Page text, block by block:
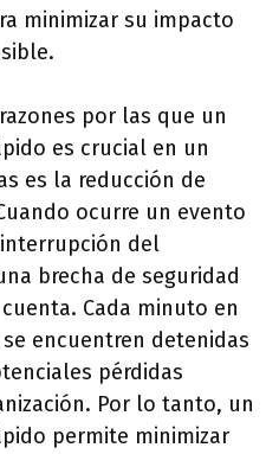
minimizar su impacto
por las que un
es crucial en un
es la reducción de
ocurre un evento
del
brecha de seguridad
Cada minuto en
encuentren detenidas
pérdidas
Por lo tanto, un
permite minimizar